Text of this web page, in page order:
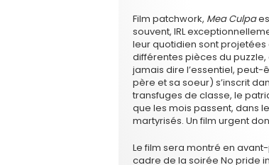
Film patchwork, Mea Culpa
souvent, IRL
leur quotidien sont
différentes pièces du
jamais dire l’essentiel, peut-
père et sa soeur) s’inscrit
transfuges de classe, le
que les mois passent, dans
martyrisés. Un film urgent
Le film sera montré en
cadre de la soirée No pride